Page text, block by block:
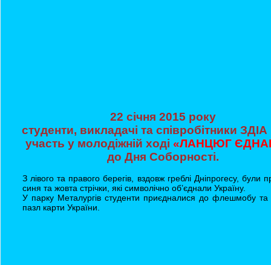
22 січня 2015 року
студенти, викладачі та співробітники
участь у молодіжній ході«ЛАНЦЮГ
до Дня Соборності.
З лівого та правого берегів, вздовж греблі Дніпрогесу, були
синя та жовта стрічки, які символічно об’єднали Україну.
У парку Металургів студенти приєдналися до флешмобу та
пазл карти України.